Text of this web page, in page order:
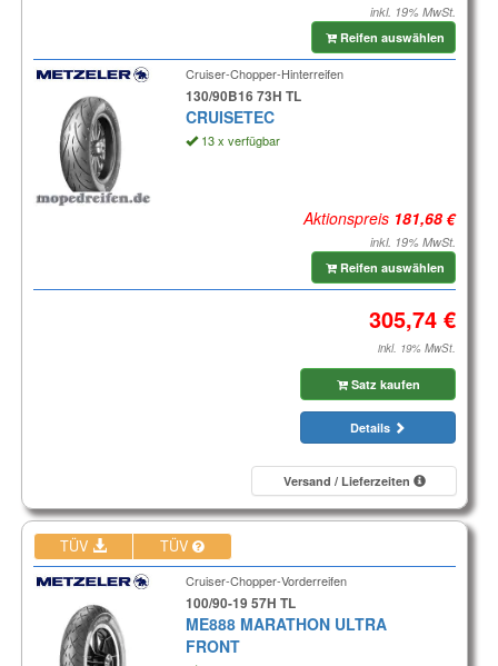
inkl. 19% MwSt.
Reifen auswählen
Cruiser-Chopper-Hinterreifen
130/90B16 73H TL
CRUISETEC
13 x verfügbar
Aktionspreis
inkl. 19% MwSt.
Reifen auswählen
inkl. 19% MwSt.
Satz kaufen
Details
Versand / Lieferzeiten
TÜV TÜV
Cruiser-Chopper-Vorderreifen
100/90-19 57H TL
ME888 MARATHON ULTRA
FRONT